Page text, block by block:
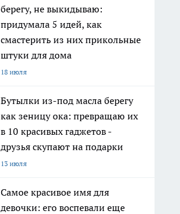
берегу, не выкидываю:
придумала 5 идей, как
смастерить из них прикольные
штуки для дома
18 июля
Бутылки из-под масла берегу
как зеницу ока: превращаю их
в 10 красивых гаджетов -
друзья скупают на подарки
13 июля
Самое красивое имя для
девочки: его воспевали еще